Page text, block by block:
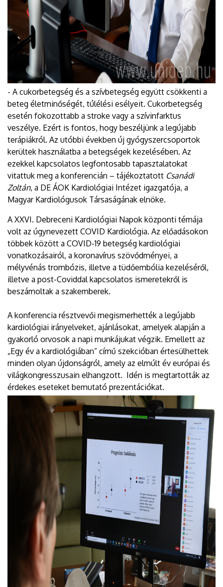
- A cukorbetegség és a szívbetegség együtt csökkenti a
beteg életminőségét, túlélési esélyeit. Cukorbetegség
esetén fokozottabb a stroke vagy a szívinfarktus
veszélye. Ezért is fontos, hogy beszéljünk a legújabb
terápiákról. Az utóbbi években új gyógyszercsoportok
kerültek használatba a betegségek kezelésében. Az
ezekkel kapcsolatos legfontosabb tapasztalatokat
vitattuk meg a konferencián – tájékoztatott Csanádi
Zoltán, a DE ÁOK Kardiológiai Intézet igazgatója, a
Magyar Kardiológusok Társaságának elnöke.
A XXVI. Debreceni Kardiológiai Napok központi témája
volt az úgynevezett COVID Kardiológia. Az előadásokon
többek között a COVID-19 betegség kardiológiai
vonatkozásairól, a koronavírus szövődményei, a
mélyvénás trombózis, illetve a tüdőembólia kezeléséről,
illetve a post-Coviddal kapcsolatos ismeretekről is
beszámoltak a szakemberek.
A konferencia résztvevői megismerhették a legújabb
kardiológiai irányelveket, ajánlásokat, amelyek alapján a
gyakorló orvosok a napi munkájukat végzik. Emellett az
„Egy év a kardiológiában” című szekcióban értesülhettek
minden olyan újdonságról, amely az elmúlt év európai és
világkongresszusain elhangzott. Idén is megtartották az
érdekes eseteket bemutató prezentációkat.